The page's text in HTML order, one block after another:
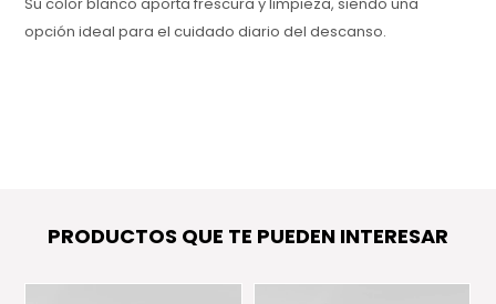
opción ideal para el cuidado diario del descanso.
PRODUCTOS QUE TE PUEDEN INTERESAR